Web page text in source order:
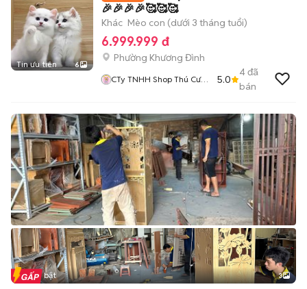
Tin ưu tiên 6
🎉🎉🎉🎉🥰🥰🥰
Khác Mèo con (dưới 3 tháng tuổi)
6.999.999 đ
Phường Khương Đình
CTy TNHH Shop Thú Cưng
5.0
4đã
bán
Tin nổi bật 3